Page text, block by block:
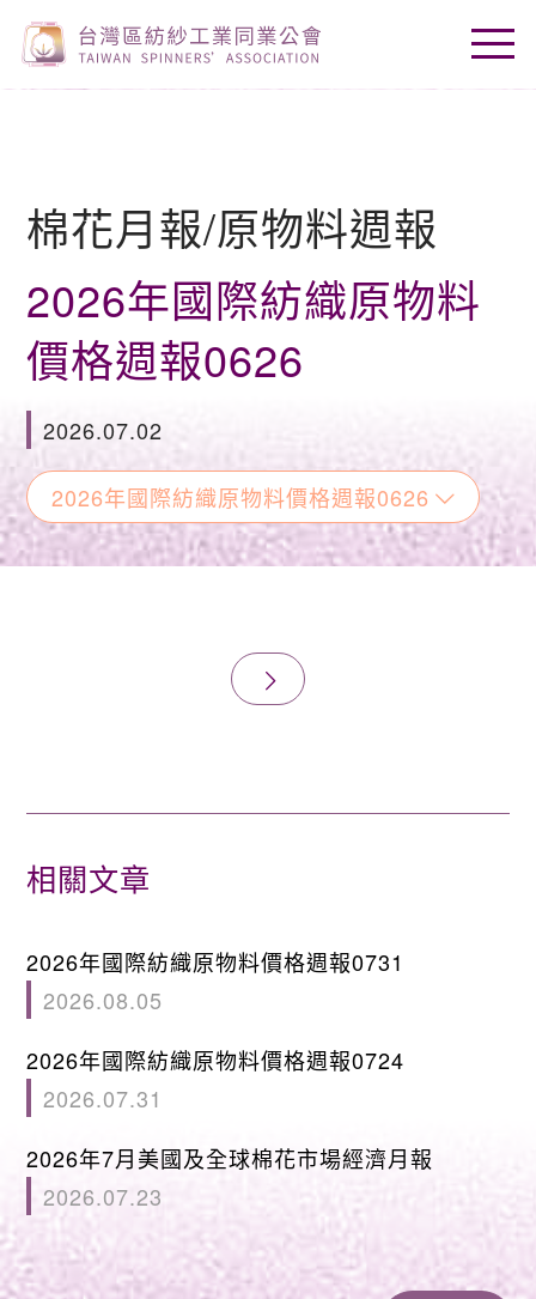
棉花月報/原物料週報
2026年國際紡織原物料
價格週報0626
2026.07.02
2026年國際紡織原物料價格週報0626
相關文章
2026年國際紡織原物料價格週報0731
2026.08.05
2026年國際紡織原物料價格週報0724
2026.07.31
2026年7月美國及全球棉花市場經濟月報
2026.07.23